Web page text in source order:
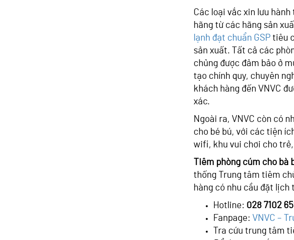
Các loại vắc xin lưu
hãng từ các hãng sản
lạnh đạt chuẩn GSPtiêu
sản xuất. Tất cả các
chủng được đảm bảo ở
tạo chính quy, chuyên
khách hàng đến VNVC
xác.
Ngoài ra, VNVC còn có
cho bé bú, với các tiện
wifi, khu vui chơi cho
Tiêm phòng cúm cho bà
thống Trung tâm tiêm
hàng có nhu cầu đặt lịch
Hotline: 028 7102
Fanpage: VNVC –
Tra cứu trung tâm